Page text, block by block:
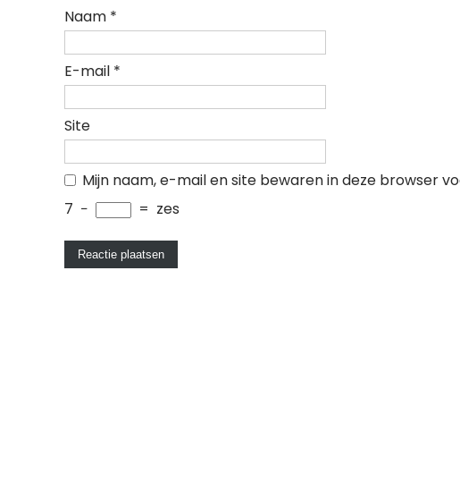
Naam *
E-mail *
Site
Mijn naam, e-mail en site bewaren in deze browser
7 − = zes